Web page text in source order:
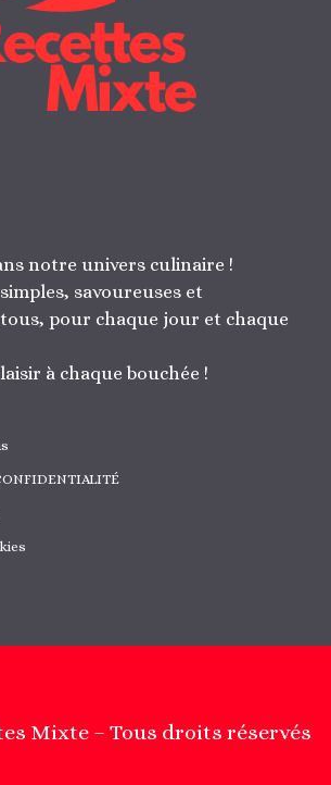
notre univers culinaire !
savoureuses et
tous, pour chaque jour et chaque
à chaque bouchée !
Mixte – Tous droits réservés